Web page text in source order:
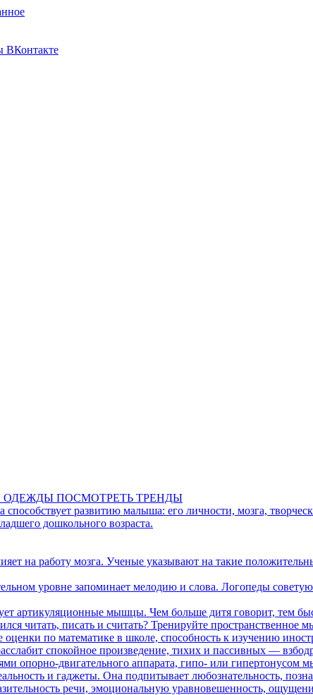
ОДЕЖДЫ ПОСМОТРЕТЬ ТРЕНДЫ
способствует развитию малыша: его личности, мозга,
дошкольного возраста.
на работу мозга. Ученые указывают на такие
уровне запоминает мелодию и слова. Логопеды
артикуляционные мышцы. Чем больше дитя говорит, тем
читать, писать и считать? Тренируйте
по математике в школе, способность к изучению
спокойное произведение, тихих и пассивных —
опорно-двигательного аппарата, гипо- или
и гаджеты. Она подпитывает любознательность,
речи, эмоциональную уравновешенность,